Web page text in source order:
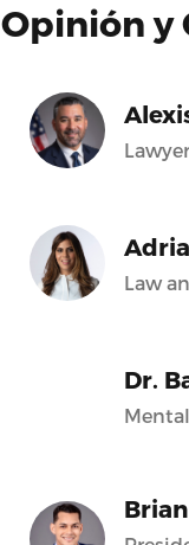
Opinión y
Lawyer
Law
Dr.